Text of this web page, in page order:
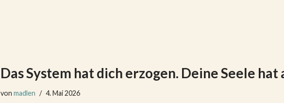
Das System hat dich erzogen. Deine Seele hat
von madlen 4. Mai 2026